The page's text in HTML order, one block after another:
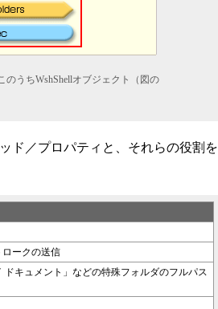
うちWshShellオブジェクト（図の
ド／プロパティと、それらの役割を
ークの送信
ドキュメント」などの特殊フォルダのフルパス